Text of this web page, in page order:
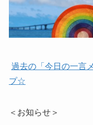
過去の「今日の一言
プ☆
＜お知らせ＞